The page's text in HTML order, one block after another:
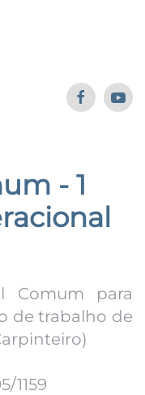
- 1
Comum para
de trabalho de
1159